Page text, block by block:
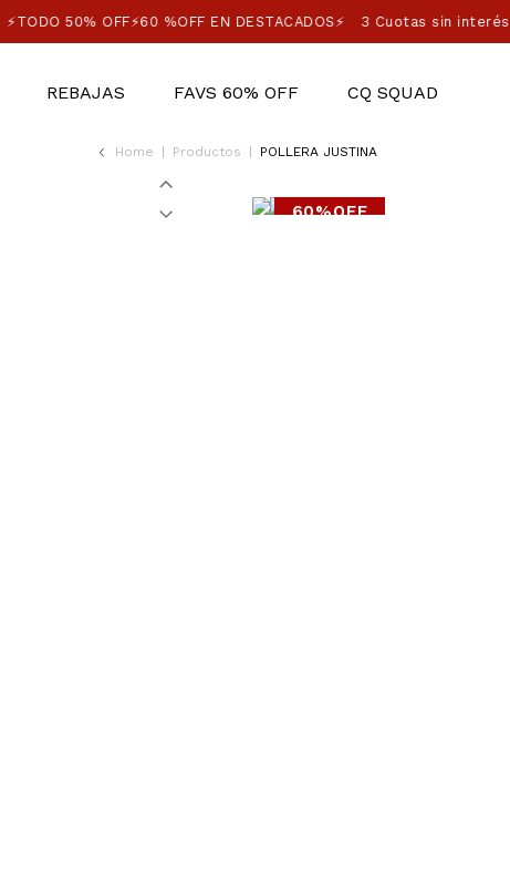
⚡TODO 50% OFF⚡60 %OFF EN DESTACADOS⚡ 3 Cuotas sin interés
REBAJAS FAVS 60% OFF CQ SQUAD
Home Productos POLLERA JUSTINA
60%OFF